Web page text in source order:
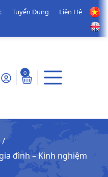
Tuyển Dụng Liên Hệ
0
đình – Kinh nghiệm